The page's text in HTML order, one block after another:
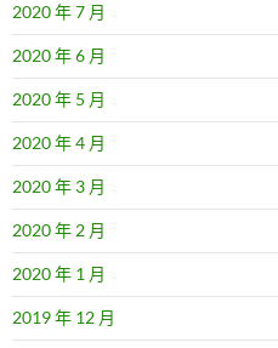
2020 年 7 月
2020 年 6 月
2020 年 5 月
2020 年 4 月
2020 年 3 月
2020 年 2 月
2020 年 1 月
2019 年 12 月